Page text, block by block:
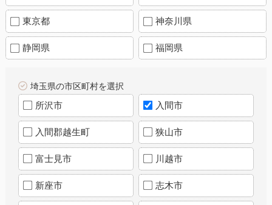
東京都 神奈川県
静岡県 福岡県
埼玉県の市区町村を選択
所沢市 入間市
入間郡越生町 狭山市
富士見市 川越市
新座市 志木市